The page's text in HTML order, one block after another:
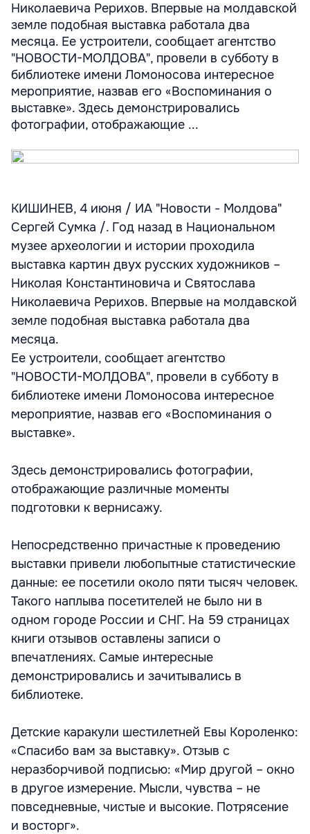
Николаевича Рерихов. Впервые на молдавской
земле подобная выставка работала два
месяца. Ее устроители, сообщает агентство
"НОВОСТИ-МОЛДОВА", провели в субботу в
библиотеке имени Ломоносова интересное
мероприятие, назвав его «Воспоминания о
выставке». Здесь демонстрировались
фотографии, отображающие ...
КИШИНЕВ, 4 июня / ИА "Новости - Молдова"
Сергей Сумка /. Год назад в Национальном
музее археологии и истории проходила
выставка картин двух русских художников –
Николая Константиновича и Святослава
Николаевича Рерихов. Впервые на молдавской
земле подобная выставка работала два
месяца.
Ее устроители, сообщает агентство
"НОВОСТИ-МОЛДОВА", провели в субботу в
библиотеке имени Ломоносова интересное
мероприятие, назвав его «Воспоминания о
выставке».
Здесь демонстрировались фотографии,
отображающие различные моменты
подготовки к вернисажу.
Непосредственно причастные к проведению
выставки привели любопытные статистические
данные: ее посетили около пяти тысяч человек.
Такого наплыва посетителей не было ни в
одном городе России и СНГ. На 59 страницах
книги отзывов оставлены записи о
впечатлениях. Самые интересные
демонстрировались и зачитывались в
библиотеке.
Детские каракули шестилетней Евы Короленко:
«Спасибо вам за выставку». Отзыв с
неразборчивой подписью: «Мир другой – окно
в другое измерение. Мысли, чувства – не
повседневные, чистые и высокие. Потрясение
и восторг».